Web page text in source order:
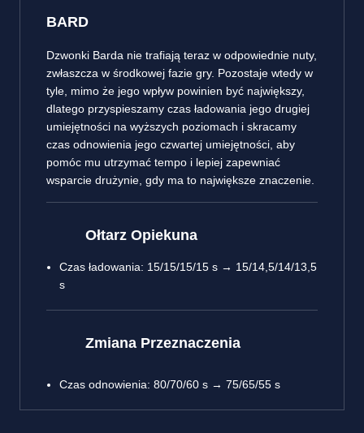
BARD
Dzwonki Barda nie trafiają teraz w odpowiednie nuty,
zwłaszcza w środkowej fazie gry. Pozostaje wtedy w
tyle, mimo że jego wpływ powinien być największy,
dlatego przyspieszamy czas ładowania jego drugiej
umiejętności na wyższych poziomach i skracamy
czas odnowienia jego czwartej umiejętności, aby
pomóc mu utrzymać tempo i lepiej zapewniać
wsparcie drużynie, gdy ma to największe znaczenie.
Ołtarz Opiekuna
Czas ładowania: 15/15/15/15 s → 15/14,5/14/13,5
s
Zmiana Przeznaczenia
Czas odnowienia: 80/70/60 s → 75/65/55 s